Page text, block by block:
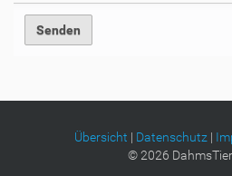
Übersicht | Datenschutz|
©2026